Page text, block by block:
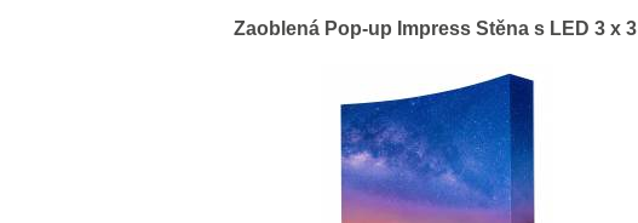
Zaoblená Pop-up Impress Stěna s LED 3 x 3